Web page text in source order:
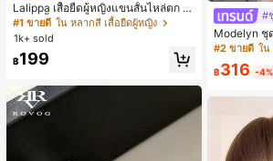
Lalippa เสื้อยืดผู้หญิงแขนสั้นไหล่ตก ค
อวีปกเสื้อ ลายพิมพ์ดิจิทัลลายทาง สไตล์
สปอร์ตแฟชั่นมินิมอล ของขวัญสำหรับเ
พื่อน
#1 ขายดี ใน หลากสี เสื้อยืดผู้หญิง
1k+ sold
฿199
#
Modelyn ชุ
ายพิมพ์ลาย
#2 ขายดี ใน
฿316 -4%